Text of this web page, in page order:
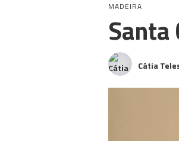
MADEIRA
Cátia